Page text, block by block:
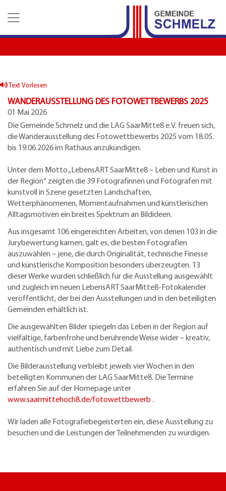
H
t
I
l
e
n Text Vorlesen
WANDERAUSSTELLUNG DES FOTOWETTBEWERBS 2025
01 Mai 2026
Die Gemeinde Schmelz und die LAG SaarMitte8 e.V. freuen sich,
die Wanderausstellung des Fotowettbewerbs 2025 vom 18.05.
bis 19.06.2026 im Rathaus anzukündigen.
Unter dem Motto „LebensART SaarMitte8 – Leben und Kunst in
der Region“ zeigten die 39 Fotografinnen und Fotografen mit
kunstvoll in Szene gesetzten Landschaften,
Wetterphänomenen, Momentaufnahmen und künstlerischen
Alltagsmotiven ein breites Spektrum an Bildideen.
Aus insgesamt 106 eingereichten Arbeiten, von denen 103 in die
Jurybewertung kamen, galt es, die besten Fotografien
auszuwählen – jene, die durch Originalität, technische Finesse
und künstlerische Komposition besonders überzeugten. 13
dieser Werke wurden schließlich für die Ausstellung ausgewählt
und zugleich im neuen LebensART SaarMitte8-Fotokalender
veröffentlicht, der bei den Ausstellungen und in den beteiligten
Gemeinden erhältlich ist.
Die ausgewählten Bilder spiegeln das Leben in der Region auf
vielfältige, farbenfrohe und berührende Weise wider – kreativ,
authentisch und mit Liebe zum Detail.
Die Bilderausstellung verbleibt jeweils vier Wochen in den
beteiligten Kommunen der LAG SaarMitte8. Die Termine
erfahren Sie auf der Homepage unter
www.saarmittehoch8.de/fotowettbewerb .
Wir laden alle Fotografiebegeisterten ein, diese Ausstellung zu
besuchen und die Leistungen der Teilnehmenden zu würdigen.